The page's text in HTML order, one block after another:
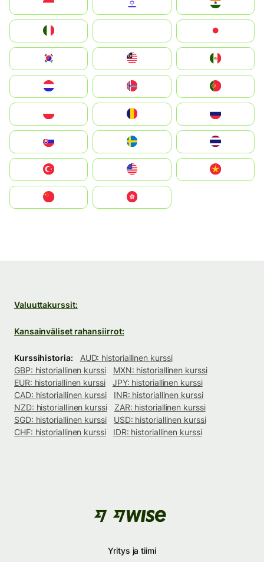
South Korea
United States
中國香港特別行政區
Valuuttakurssit:
Kansainväliset rahansiirrot:
Kurssihistoria:
AUD: historiallinen kurssi
GBP: historiallinen kurssi
MXN: historiallinen kurssi
EUR: historiallinen kurssi
JPY: historiallinen kurssi
CAD: historiallinen kurssi
INR: historiallinen kurssi
NZD: historiallinen kurssi
ZAR: historiallinen kurssi
SGD: historiallinen kurssi
USD: historiallinen kurssi
CHF: historiallinen kurssi
IDR: historiallinen kurssi
Yritys ja tiimi